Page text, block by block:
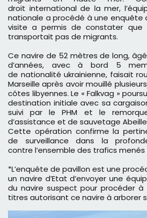
droit international de la mer,
nationale a procédé à une enquête
visite a permis de constater que
transportait pas de migrants.
Ce navire de 52 mètres de long,
d’années, avec à bord 5
de nationalité ukrainienne, faisait
Marseille après avoir mouillé
côtes libyennes. Le « Falkvag »
destination initiale avec sa
suivi par le PHM et le
d’assistance et de sauvetage Abeille
Cette opération confirme la
de surveillance dans la
contre l’ensemble des trafics
*L’enquête de pavillon est une
un navire d’Etat d’envoyer une
du navire suspect pour procéder à
titres autorisant ce navire à arborer